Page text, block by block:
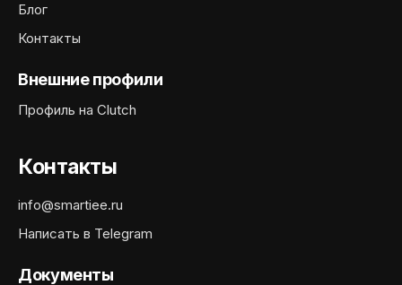
Блог
Контакты
Внешние профили
Профиль на Clutch
Контакты
info@smartiee.ru
Написать в Telegram
Документы